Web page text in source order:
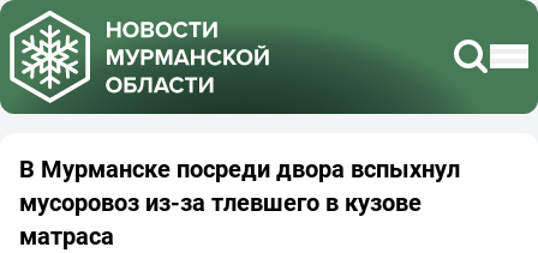
В Мурманске посреди двора вспыхнул
мусоровоз из-за тлевшего в кузове
матраса